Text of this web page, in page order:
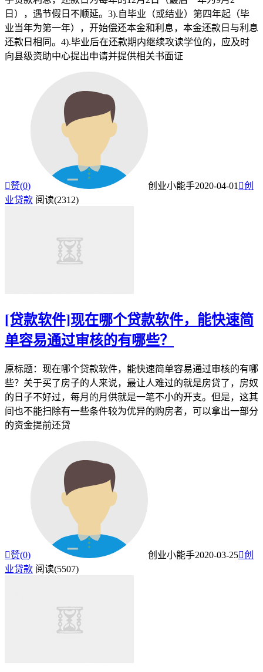
日），遇节假日不顺延。3).自毕业（或结业）第四年起（毕
业当年为第一年），开始偿还本金和利息，本金还款日与利息
还款日相同。4).毕业后在还款期内继续攻读学位的，应及时
向县级资助中心提出申请并提供相关书面证
赞(0) 创业小能手2020-04-01 创
业贷款 阅读(2312)
[贷款软件]现在哪个贷款软件，能快速简
单容易通过审核的有哪些？
原标题：现在哪个贷款软件，能快速简单容易通过审核的有哪
些？关于买了房子的人来说，最让人难过的就是房贷了，房奴
的日子不好过，每月的月供就是一笔不小的开支。但是，这其
间也不能扫除有一些条件较为优异的购房者，可以拿出一部分
的资金提前还贷
赞(0) 创业小能手2020-03-25创
业贷款 阅读(5507)